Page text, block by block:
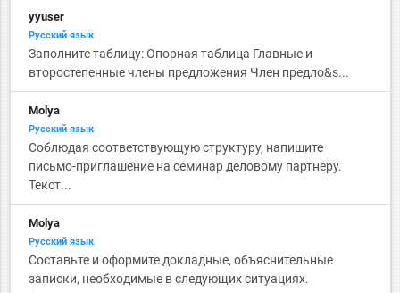
yyuser
Русский язык
Заполните таблицу: Опорная таблица Главные и
второстепенные члены предложения Член предло&s...
Molya
Русский язык
Соблюдая соответствующую структуру, напишите
письмо-приглашение на семинар деловому партнеру.
Текст...
Molya
Русский язык
Составьте и оформите докладные, объяснительные
записки, необходимые в следующих ситуациях.